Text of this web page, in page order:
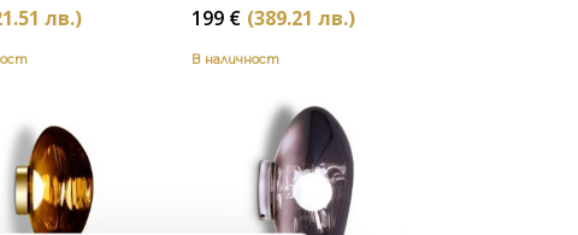
лв.) 199 € (389.21 лв.)
В наличност